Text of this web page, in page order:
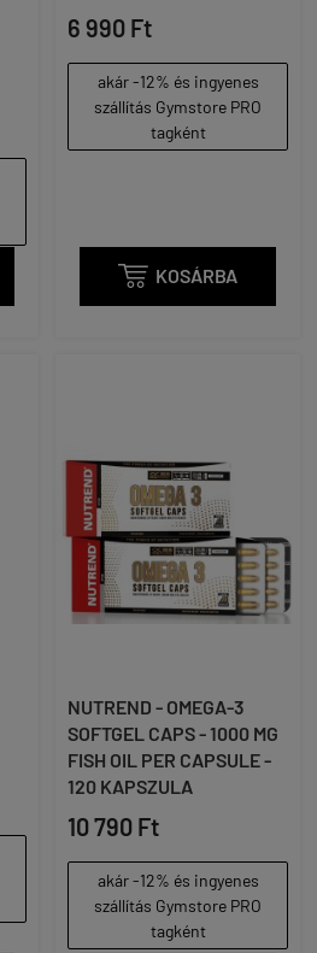
6 990 Ft
akár -12% és ingyenes
szállítás Gymstore PRO
tagként
 KOSÁRBA
NUTREND - OMEGA-3
SOFTGEL CAPS - 1000 MG
FISH OIL PER CAPSULE -
120 KAPSZULA
10 790 Ft
akár -12% és ingyenes
szállítás Gymstore PRO
tagként